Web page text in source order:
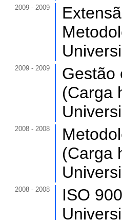
2009 - 2009
2009 - 2009
Gestão
(Carga
2008 - 2008
(Carga
2008 - 2008
ISO